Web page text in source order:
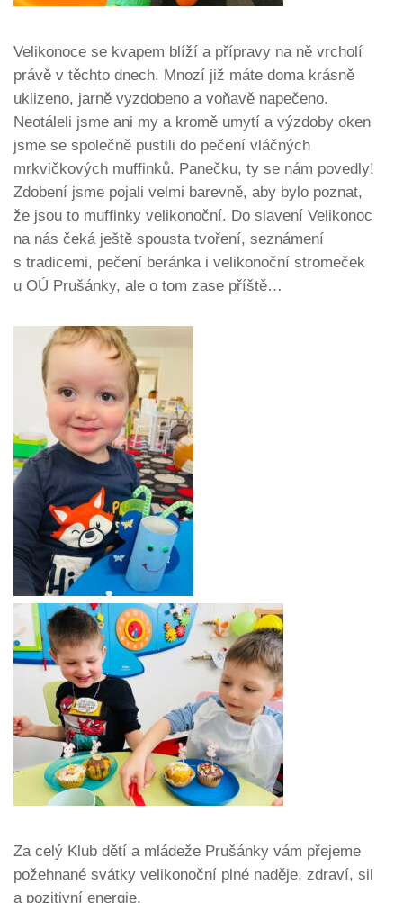
Velikonoce se kvapem blíží a přípravy na ně vrcholí
právě v těchto dnech. Mnozí již máte doma krásně
uklizeno, jarně vyzdobeno a voňavě napečeno.
Neotáleli jsme ani my a kromě umytí a výzdoby oken
jsme se společně pustili do pečení vláčných
mrkvičkových muffinků. Panečku, ty se nám povedly!
Zdobení jsme pojali velmi barevně, aby bylo poznat,
že jsou to muffinky velikonoční. Do slavení Velikonoc
na nás čeká ještě spousta tvoření, seznámení
s tradicemi, pečení beránka i velikonoční stromeček
u OÚ Prušánky, ale o tom zase příště…
Za celý Klub dětí a mládeže Prušánky vám přejeme
požehnané svátky velikonoční plné naděje, zdraví, sil
a pozitivní energie.